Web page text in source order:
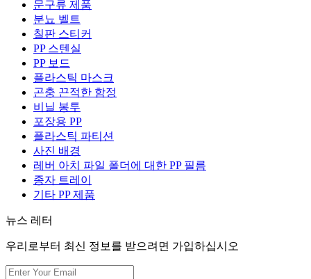
문구류 제품
분뇨 벨트
칠판 스티커
PP 스텐실
PP 보드
플라스틱 마스크
곤충 끈적한 함정
비닐 봉투
포장용 PP
플라스틱 파티션
사진 배경
레버 아치 파일 폴더에 대한 PP 필름
종자 트레이
기타 PP 제품
뉴스 레터
우리로부터 최신 정보를 받으려면 가입하십시오